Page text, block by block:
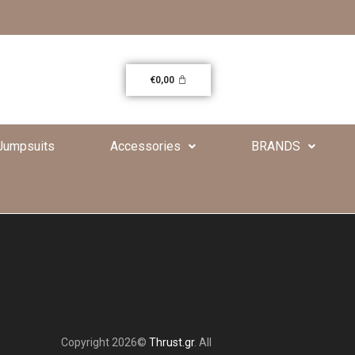
€0,00
Accessories BRANDS
Copyright 2026© Thrust.gr. All